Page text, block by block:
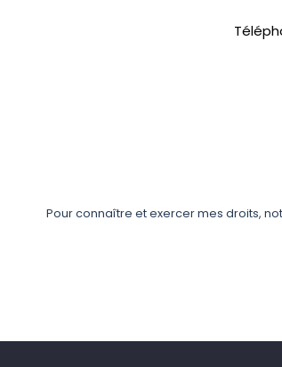
Pour connaître et exercer mes droits,